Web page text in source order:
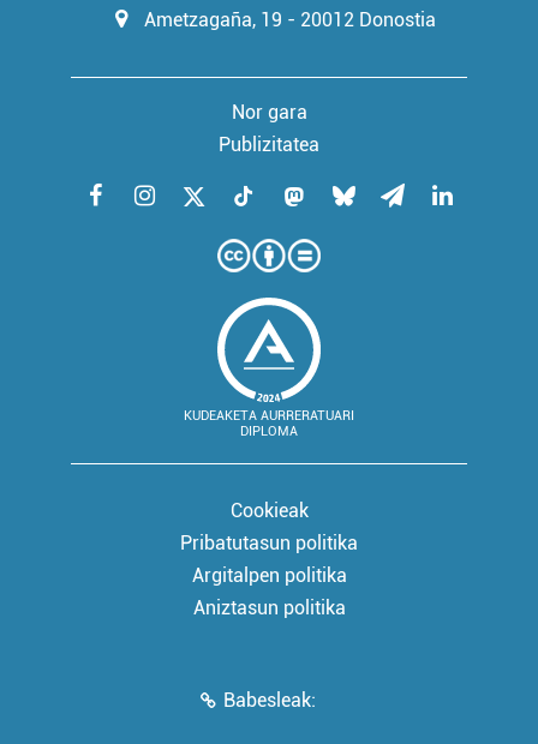
Ametzagaña, 19 - 20012 Donostia
Nor gara
Publizitatea
KUDEAKETA AURRERATUARI
DIPLOMA
Cookieak
Pribatutasun politika
Argitalpen politika
Aniztasun politika
Babesleak: